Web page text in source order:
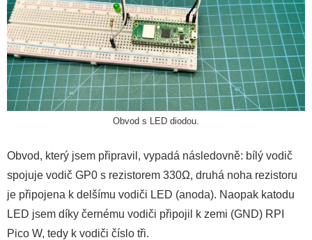
Obvod s LED diodou.
Obvod, který jsem připravil, vypadá následovně: bílý vodič
spojuje vodič GP0 s rezistorem 330Ω, druhá noha rezistoru
je připojena k delšímu vodiči LED (anoda). Naopak katodu
LED jsem díky černému vodiči připojil k zemi (GND) RPI
Pico W, tedy k vodiči číslo tři.